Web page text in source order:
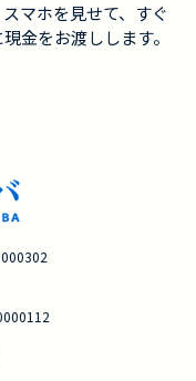
スマホを見せて、すぐ
金をお渡しします。